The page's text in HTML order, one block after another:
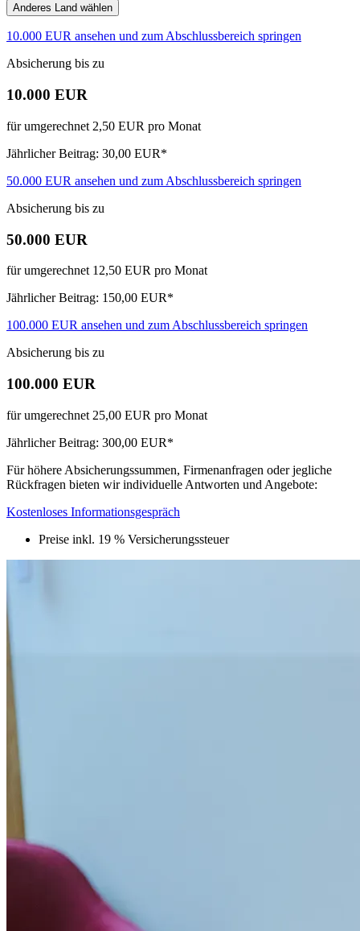
Anderes Land wählen
10.000 EUR ansehen und zum Abschlussbereich springen
Absicherung bis zu
10.000 EUR
für umgerechnet 2,50 EUR pro Monat
Jährlicher Beitrag: 30,00 EUR*
50.000 EUR ansehen und zum Abschlussbereich springen
Absicherung bis zu
50.000 EUR
für umgerechnet 12,50 EUR pro Monat
Jährlicher Beitrag: 150,00 EUR*
100.000 EUR ansehen und zum Abschlussbereich springen
Absicherung bis zu
100.000 EUR
für umgerechnet 25,00 EUR pro Monat
Jährlicher Beitrag: 300,00 EUR*
Für höhere Absicherungssummen, Firmenanfragen oder jegliche
Rückfragen bieten wir individuelle Antworten und Angebote:
Kostenloses Informationsgespräch
Preise inkl. 19 % Versicherungssteuer